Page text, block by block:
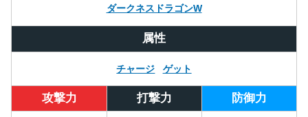
ダークネスドラゴンW
属性
チャージ ゲット
攻撃力 打撃力 防御力